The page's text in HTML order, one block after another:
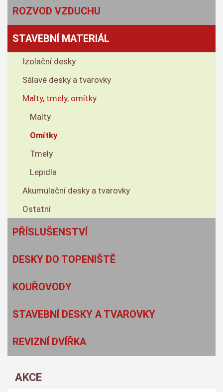
ROZVOD VZDUCHU
STAVEBNÍ MATERIÁL
Izolační desky
Sálavé desky a tvarovky
Malty, tmely, omítky
Malty
Omítky
Tmely
Lepidla
Akumulační desky a tvarovky
Ostatní
PŘÍSLUŠENSTVÍ
DESKY DO TOPENIŠTĚ
KOUŘOVODY
STAVEBNÍ DESKY A TVAROVKY
REVIZNÍ DVÍŘKA
AKCE